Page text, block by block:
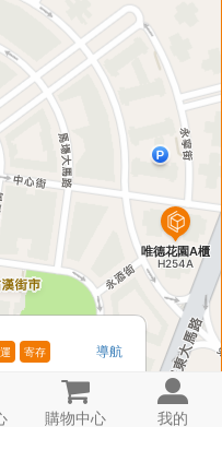

購物中心

我的
寄存
導航